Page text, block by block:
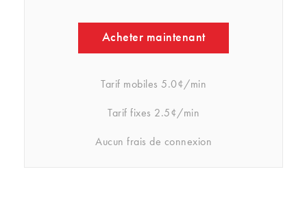
Acheter maintenant
Tarif mobiles 5.0¢/min
Tarif fixes 2.5¢/min
Aucun frais de connexion